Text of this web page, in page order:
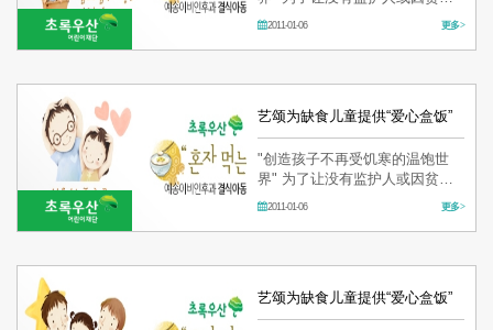
而不得不挨饿的孩子健康成长，
支持营养支援费、盒饭配送、营
养教育等， 促进帮助儿童身体和
2011-01-06 更多 >
艺颂为缺食儿童提供“爱心盒饭”
"创造孩子不再受饥寒的温饱世
界" 为了让没有监护人或因贫穷
而不得不挨饿的孩子健康成长，
支持营养支援费、盒饭配送、营
养教育等， 促进帮助儿童身体和
2011-01-06 更多 >
艺颂为缺食儿童提供“爱心盒饭”